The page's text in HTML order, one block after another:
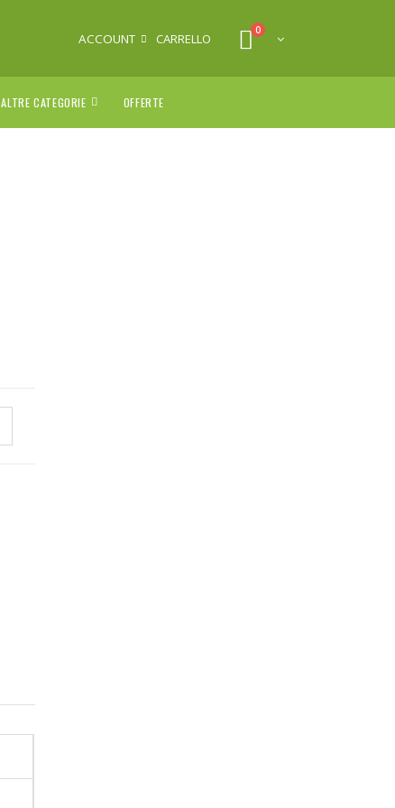
ACCOUNT CARRELLO
0
ALTRE CATEGORIE OFFERTE